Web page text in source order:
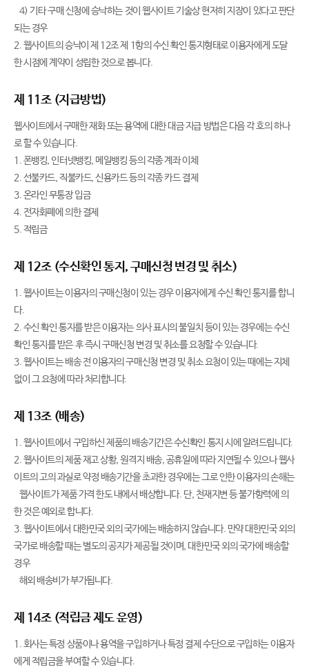
4) 기타 구매 신청에 승낙하는 것이 웹사이트 기술상 현저히 지장이 있다고 판단
되는 경우
2. 웹사이트의 승낙이 제 12조 제 1항의 수신 확인 통지형태로 이용자에게 도달
한 시점에 계약이 성립한 것으로 봅니다.
제 11조 (지급방법)
웹사이트에서 구매한 재화 또는 용역에 대한 대금 지급 방법은 다음 각 호의 하나
로 할 수 있습니다.
1. 폰뱅킹, 인터넷뱅킹, 메일뱅킹 등의 각종 계좌 이체
2. 선불카드, 직불카드, 신용카드 등의 각종 카드 결제
3. 온라인 무통장 입금
4. 전자화폐에 의한 결제
5. 적립금
제 12조 (수신확인 통지, 구매신청 변경 및 취소)
1. 웹사이트는 이용자의 구매신청이 있는 경우 이용자에게 수신 확인 통지를 합니
다.
2. 수신 확인 통지를 받은 이용자는 의사 표시의 불일치 등이 있는 경우에는 수신
확인 통지를 받은 후 즉시 구매신청 변경 및 취소를 요청할 수 있습니다.
3. 웹사이트는 배송 전 이용자의 구매신청 변경 및 취소 요청이 있는 때에는 지체
없이 그 요청에 따라 처리합니다.
제 13조 (배송)
1. 웹사이트에서 구입하신 제품의 배송기간은 수신확인 통지 시에 알려드립니다.
2. 웹사이트의 제품 재고 상황, 원격지 배송, 공휴일에 따라 지연될 수 있으나 웹사
이트의 고의 과실로 약정 배송기간을 초과한 경우에는 그로 인한 이용자의 손해는
웹사이트가 제품 가격 한도 내에서 배상합니다. 단, 천재지변 등 불가항력에 의
한 것은 예외로 합니다.
3. 웹사이트에서 대한민국 외의 국가에는 배송하지 않습니다. 만약 대한민국 외의
국가로 배송할 때는 별도의 공지가 제공될 것이며, 대한민국 외의 국가에 배송할
경우
해외 배송비가 부가됩니다.
제 14조 (적립금 제도 운영)
1. 회사는 특정 상품이나 용역을 구입하거나 특정 결제 수단으로 구입하는 이용자
에게 적립금을 부여할 수 있습니다.